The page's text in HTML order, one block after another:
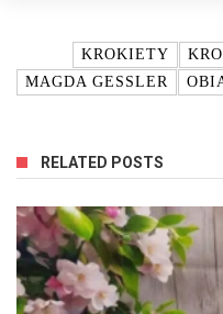
KROKIETY
MAGDA GESSLER
RELATED POSTS